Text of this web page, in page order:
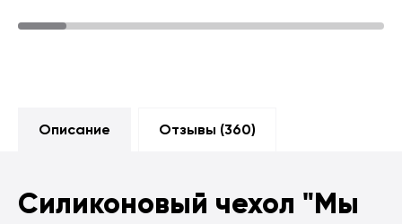
Описание Отзывы (360)
Силиконовый чехол "Мы